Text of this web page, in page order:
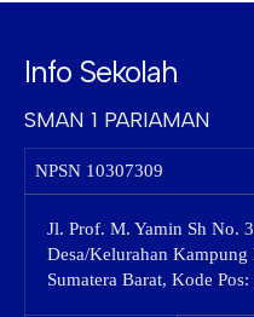
Info Sekolah
SMAN 1 PARIAMAN
NPSN 10307309
Jl. Prof. M. Yamin Sh No.
Desa/Kelurahan
Sumatera Barat, Kode